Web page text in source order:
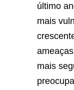
último
mais
mais